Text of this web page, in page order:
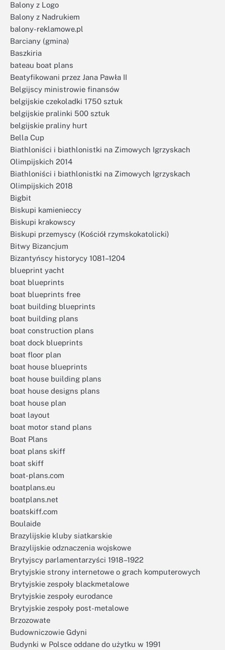
Balony z Logo
Balony z Nadrukiem
balony-reklamowe.pl
Barciany (gmina)
Baszkiria
bateau boat plans
Beatyfikowani przez Jana Pawła II
Belgijscy ministrowie finansów
belgijskie czekoladki 1750 sztuk
belgijskie pralinki 500 sztuk
belgijskie praliny hurt
Bella Cup
Biathloniści i biathlonistki na Zimowych Igrzyskach
Olimpijskich 2014
Biathloniści i biathlonistki na Zimowych Igrzyskach
Olimpijskich 2018
Bigbit
Biskupi kamienieccy
Biskupi krakowscy
Biskupi przemyscy (Kościół rzymskokatolicki)
Bitwy Bizancjum
Bizantyńscy historycy 1081–1204
blueprint yacht
boat blueprints
boat blueprints free
boat building blueprints
boat building plans
boat construction plans
boat dock blueprints
boat floor plan
boat house blueprints
boat house building plans
boat house designs plans
boat house plan
boat layout
boat motor stand plans
Boat Plans
boat plans skiff
boat skiff
boat-plans.com
boatplans.eu
boatplans.net
boatskiff.com
Boulaide
Brazylijskie kluby siatkarskie
Brazylijskie odznaczenia wojskowe
Brytyjscy parlamentarzyści 1918–1922
Brytyjskie strony internetowe o grach komputerowych
Brytyjskie zespoły blackmetalowe
Brytyjskie zespoły eurodance
Brytyjskie zespoły post-metalowe
Brzozowate
Budowniczowie Gdyni
Budynki w Polsce oddane do użytku w 1991